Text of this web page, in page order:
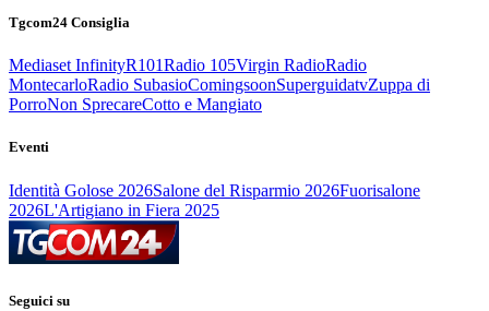
Tgcom24 Consiglia
Mediaset InfinityR101Radio 105Virgin RadioRadio
MontecarloRadio SubasioComingsoonSuperguidatvZuppa di
PorroNon SprecareCotto e Mangiato
Eventi
Identità Golose 2026Salone del Risparmio 2026Fuorisalone
2026L'Artigiano in Fiera 2025
Seguici su